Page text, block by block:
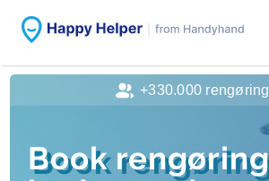
Book
+330.000